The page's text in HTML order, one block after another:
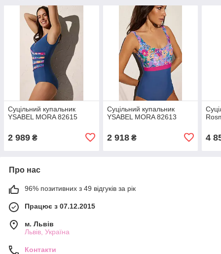
Суцільний купальник
YSABEL MORA 82615
2 989 ₴
Суцільний купальник
YSABEL MORA 82613
2 918₴ 4
Про нас
96% позитивних з 49 відгуків за рік
Працює з 07.12.2015
м. Львів
Львів, Україна
Контакти